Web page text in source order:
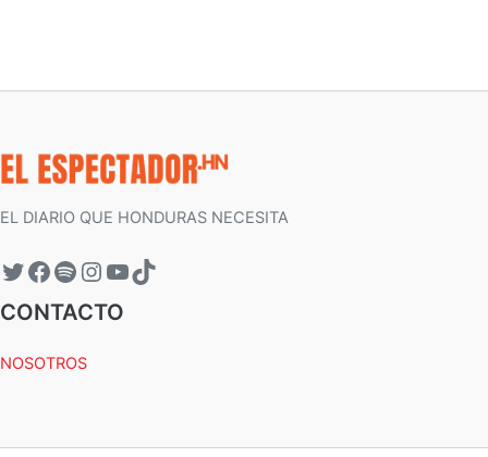
EL DIARIO QUE HONDURAS NECESITA
CONTACTO
NOSOTROS